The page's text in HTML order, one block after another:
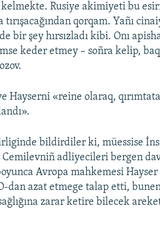
kelmekte. Rusiye akimiyeti bu
qorqam. Yañı
bir şey hırsızladı kibi. Onı
keder etmey – soñra kelip,
Hayserni «reine olaraq,
bildirdiler ki, müessise
adliyecileri bergen
Avropa mahkemesi
dan azat etmege talap etti,
zarar ketire bilecek